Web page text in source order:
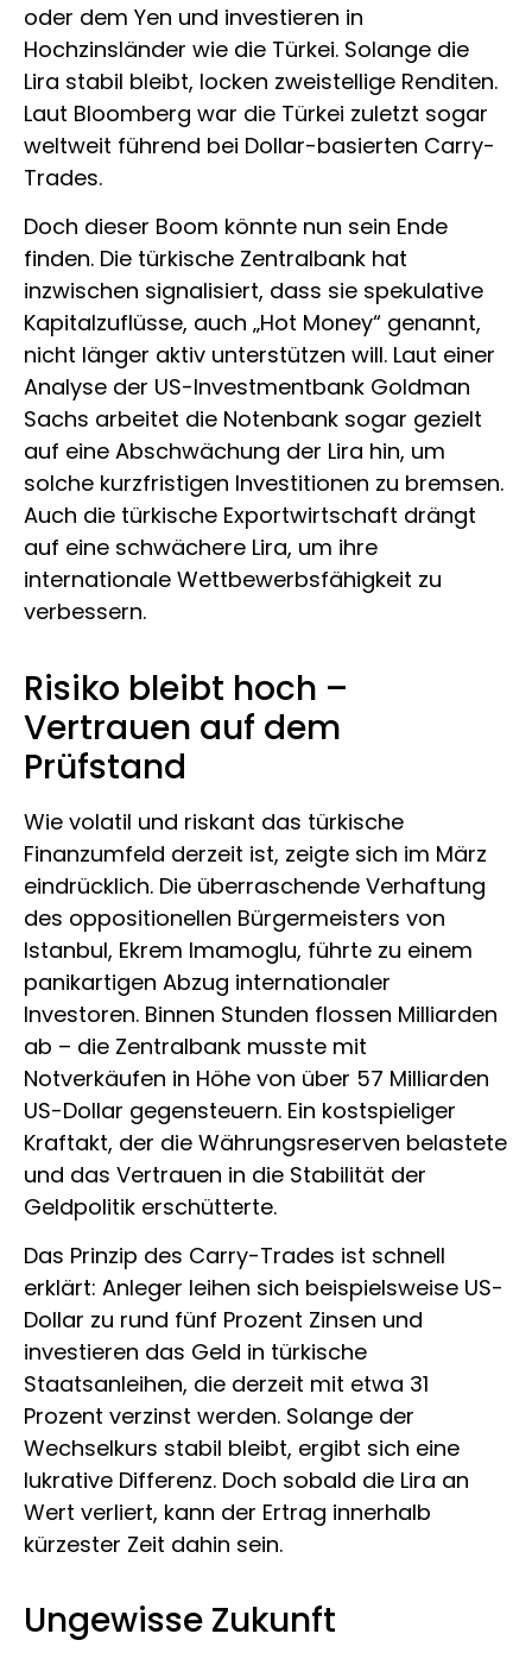
oder dem Yen und investieren in
Hochzinsländer wie die Türkei. Solange die
Lira stabil bleibt, locken zweistellige Renditen.
Laut Bloomberg war die Türkei zuletzt sogar
weltweit führend bei Dollar-basierten Carry-
Trades.
Doch dieser Boom könnte nun sein Ende
finden. Die türkische Zentralbank hat
inzwischen signalisiert, dass sie spekulative
Kapitalzuflüsse, auch „Hot Money“ genannt,
nicht länger aktiv unterstützen will. Laut einer
Analyse der US-Investmentbank Goldman
Sachs arbeitet die Notenbank sogar gezielt
auf eine Abschwächung der Lira hin, um
solche kurzfristigen Investitionen zu bremsen.
Auch die türkische Exportwirtschaft drängt
auf eine schwächere Lira, um ihre
internationale Wettbewerbsfähigkeit zu
verbessern.
Risiko bleibt hoch –
Vertrauen auf dem
Prüfstand
Wie volatil und riskant das türkische
Finanzumfeld derzeit ist, zeigte sich im März
eindrücklich. Die überraschende Verhaftung
des oppositionellen Bürgermeisters von
Istanbul, Ekrem Imamoglu, führte zu einem
panikartigen Abzug internationaler
Investoren. Binnen Stunden flossen Milliarden
ab – die Zentralbank musste mit
Notverkäufen in Höhe von über 57 Milliarden
US-Dollar gegensteuern. Ein kostspieliger
Kraftakt, der die Währungsreserven belastete
und das Vertrauen in die Stabilität der
Geldpolitik erschütterte.
Das Prinzip des Carry-Trades ist schnell
erklärt: Anleger leihen sich beispielsweise US-
Dollar zu rund fünf Prozent Zinsen und
investieren das Geld in türkische
Staatsanleihen, die derzeit mit etwa 31
Prozent verzinst werden. Solange der
Wechselkurs stabil bleibt, ergibt sich eine
lukrative Differenz. Doch sobald die Lira an
Wert verliert, kann der Ertrag innerhalb
kürzester Zeit dahin sein.
Ungewisse Zukunft